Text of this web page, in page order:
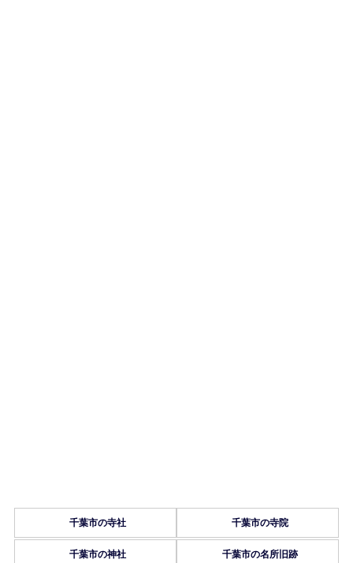
千葉市の寺社 千葉市の寺院
千葉市の神社 千葉市の名所旧跡